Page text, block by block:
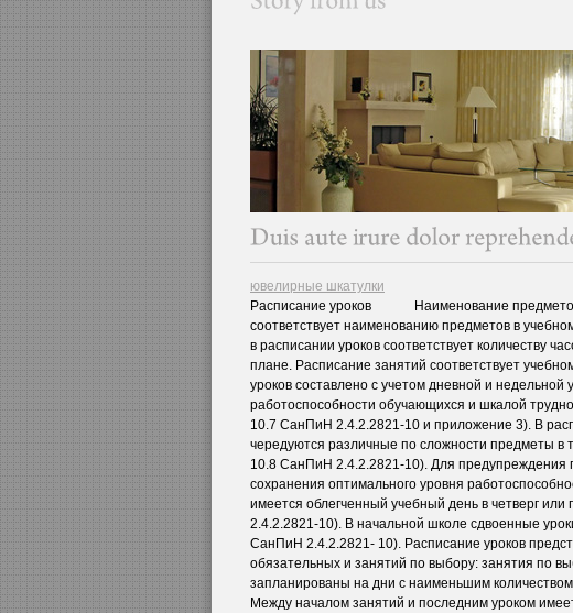
ювелирные шкатулки
Расписание уроков Наименование предметов
соответствует наименованию предметов в
в расписании уроков соответствует количеству
плане. Расписание занятий соответствует
уроков составлено с учетом дневной и недельной
работоспособности обучающихся и шкалой
10.7 СанПиН 2.4.2.2821-10 и приложение 3). В
чередуются различные по сложности предметы в
10.8 СанПиН 2.4.2.2821-10). Для предупреждения
сохранения оптимального уровня
имеется облегченный учебный день в четверг
2.4.2.2821-10). В начальной школе сдвоенные
СанПиН 2.4.2.2821- 10). Расписание уроков
обязательных и занятий по выбору: занятия по
запланированы на дни с наименьшим количеством
Между началом занятий и последним уроком